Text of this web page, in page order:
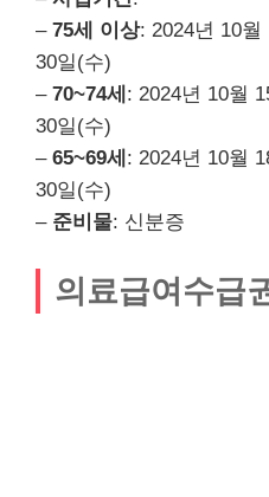
– 75세 이상: 2024년 10월
30일(수)
– 70~74세 : 2024년 10월
30일(수)
– 65~69세 : 2024년 10월
30일(수)
– 준비물: 신분증
의료급여수급